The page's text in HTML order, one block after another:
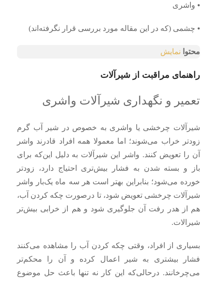
⦁ واشری
⦁ چشمی (که در این مقاله مورد بررسی قرار نگرفته‌اند)
محتوا نمایش
راهنمای مراقبت از شیرآلات
تعمیر و نگهداری شیرآلات واشری
شیرآلات چرخشی یا واشری به خصوص در شیر آب گرم
زودتر خراب می‌شوند؛ اما معمولا همه افراد قادرند واشر
آن را تعویض کنند. واشر این شیرآلات به دلیل این‌که برای
باز و بسته شدن به فشار بیش‌تری احتیاج دارد، زودتر
خورده می‌شود؛ بنابراین بهتر است هر سه ماه یک‌‌بار واشر
شیرآلات چرخشی تعویض شود، تا درصورت چکه کردن آب،
هم از هدر رفت آن جلوگیری شود و هم از خرابی بیش‌تر
شیرالات.
بسیاری از افراد، وقتی چکه کردن آب را مشاهده می‌کنند
فشار بیشتری به شیر اعمال کرده و آن را محکم‌تر
می‌چرخانند. درحالی‌که این کار نه تنها باعث حل موضوع